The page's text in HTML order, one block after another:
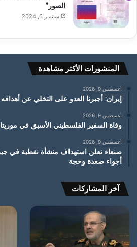
الصور”
سبتمبر 6, 2024
المنشورات الأكثر مشاهدة
أغسطس 9, 2026
إيران: أجبرنا العدو على التخلي عن
أغسطس 9, 2026
وفاة السفير الفلسطيني الأسبق في
أغسطس 9, 2026
صنعاء تعلن استهداف منشأة نفطية في
أجواء صعدة وحجة
آخر المشاركات